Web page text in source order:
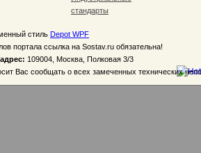
стандарты
стиль Depot WPF
портала ссылка на Sostav.ru обязательна!
адрес: 109004, Москва, Полковая 3/3
Вас сообщать о всех замеченных технических